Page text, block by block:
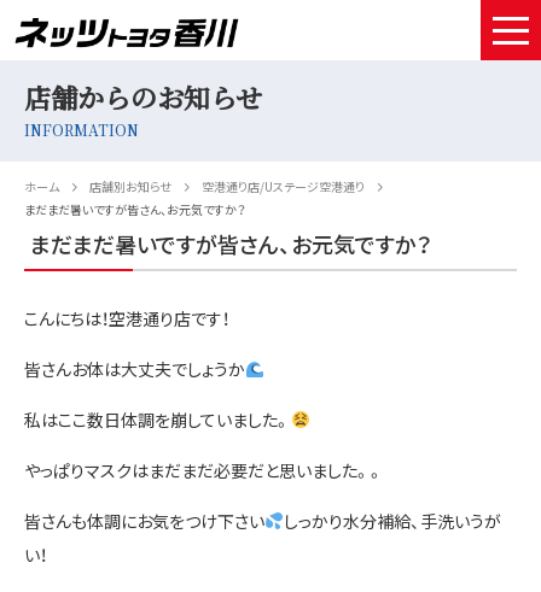
中古車情報
お得なお支払い
採用情報
店舗からのお知らせ
INFORMATION
ホーム 店舗別お知らせ
空港通り店/Uステージ空港通り
まだまだ暑いですが皆さん、お元気ですか？
まだまだ暑いですが皆さん、お元気ですか？
こんにちは！空港通り店です！
皆さんお体は大丈夫でしょうか
私はここ数日体調を崩していました。
やっぱりマスクはまだまだ必要だと思いました。。
皆さんも体調にお気をつけ下さい
しっかり水分補給、手洗いうが
い！